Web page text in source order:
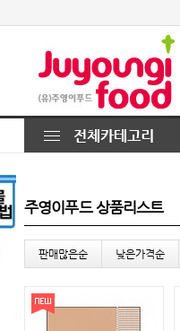
주영이푸드 상품리스트
판매많은순 낮은가격순